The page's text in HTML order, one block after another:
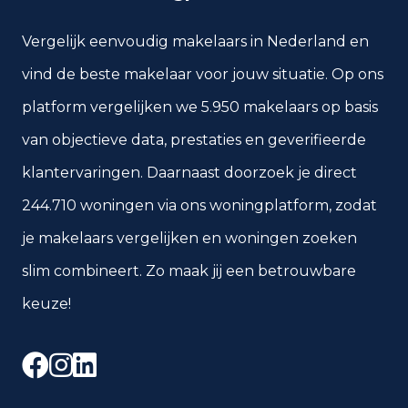
Vergelijk eenvoudig makelaars in Nederland en
vind de beste makelaar voor jouw situatie. Op ons
platform vergelijken we 5.950 makelaars op basis
van objectieve data, prestaties en geverifieerde
klantervaringen. Daarnaast doorzoek je direct
244.710 woningen via ons woningplatform, zodat
je makelaars vergelijken en woningen zoeken
slim combineert. Zo maak jij een betrouwbare
keuze!
Facebook
Instagram
LinkedIn